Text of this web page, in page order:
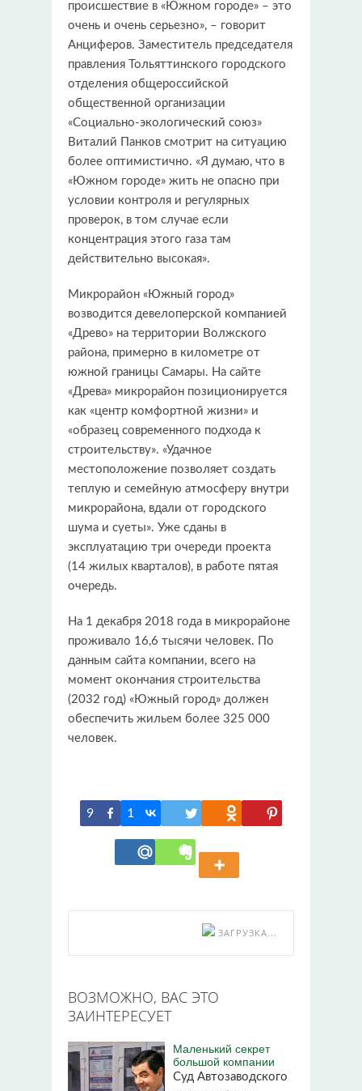
происшествие в «Южном городе» – это
очень и очень серьезно», – говорит
Анциферов. Заместитель председателя
правления Тольяттинского городского
отделения общероссийской
общественной организации
«Социально-экологический союз»
Виталий Панков смотрит на ситуацию
более оптимистично. «Я думаю, что в
«Южном городе» жить не опасно при
условии контроля и регулярных
проверок, в том случае если
концентрация этого газа там
действительно высокая».
Микрорайон «Южный город»
возводится девелоперской компанией
«Древо» на территории Волжского
района, примерно в километре от
южной границы Самары. На сайте
«Древа» микрорайон позиционируется
как «центр комфортной жизни» и
«образец современного подхода к
строительству». «Удачное
местоположение позволяет создать
теплую и семейную атмосферу внутри
микрорайона, вдали от городского
шума и суеты». Уже сданы в
эксплуатацию три очереди проекта
(14 жилых кварталов), в работе пятая
очередь.
На 1 декабря 2018 года в микрорайоне
проживало 16,6 тысячи человек. По
данным сайта компании, всего на
момент окончания строительства
(2032 год) «Южный город» должен
обеспечить жильем более 325 000
человек.
9 1
ЗАГРУЗКА...
ВОЗМОЖНО, ВАС ЭТО
ЗАИНТЕРЕСУЕТ
Маленький секрет
большой компании
Суд Автозаводского